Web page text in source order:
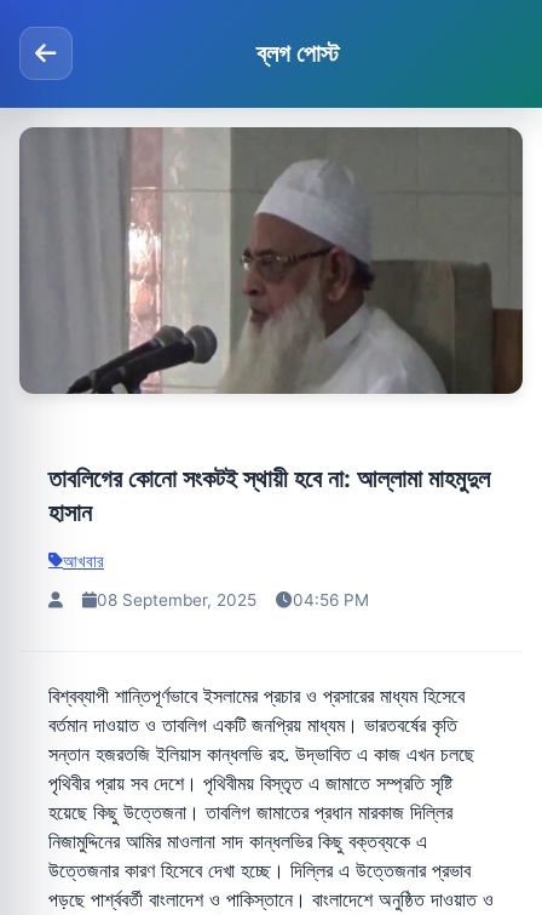
ব্লগ পোস্ট
তাবলিগের কোনো সংকটই স্থায়ী হবে না: আল্লামা মাহমুদুল
হাসান
আখবার
08 September, 2025 04:56 PM
বিশ্বব্যাপী শান্তিপূর্ণভাবে ইসলামের প্রচার ও প্রসারের মাধ্যম হিসেবে
বর্তমান দাওয়াত ও তাবলিগ একটি জনপ্রিয় মাধ্যম। ভারতবর্ষের কৃতি
সন্তান হজরতজি ইলিয়াস কান্ধলভি রহ. উদ্ভাবিত এ কাজ এখন চলছে
পৃথিবীর প্রায় সব দেশে। পৃথিবীময় বিস্তৃত এ জামাতে সম্প্রতি সৃষ্টি
হয়েছে কিছু উত্তেজনা। তাবলিগ জামাতের প্রধান মারকাজ দিল্লির
নিজামুদ্দিনের আমির মাওলানা সাদ কান্ধলভির কিছু বক্তব্যকে এ
উত্তেজনার কারণ হিসেবে দেখা হচ্ছে। দিল্লির এ উত্তেজনার প্রভাব
পড়ছে পার্শ্ববর্তী বাংলাদেশ ও পাকিস্তানে। বাংলাদেশে অনুষ্ঠিত দাওয়াত ও